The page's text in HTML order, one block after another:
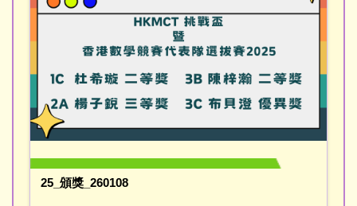
25_頒獎_260108